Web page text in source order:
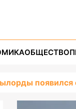
ОБЩЕСТВО
появился